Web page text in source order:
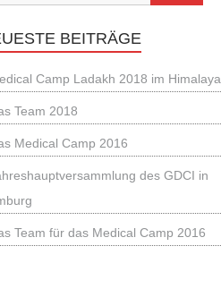
BEITRÄGE
Camp Ladakh 2018 im Himalaya
Team 2018
Medical Camp 2016
des GDCI in
Team für das Medical Camp 2016